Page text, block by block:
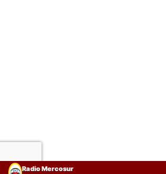
Radio Mercosur